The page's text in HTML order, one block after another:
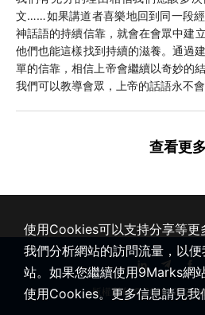
文……如果講道者喜樂地回到同一段
神話語的持續信靠，就會在會眾中
他們也能這樣找到持續的滋養。通過
單的信靠，相信上帝會繼續以奇妙的
我們可以教導會眾，上帝的話語永不
查看更多
版權所有 © 2020-2026
使用Cookies可以支持分享等更
我們分析網站的訪問流量，以
站。如果您繼續使用9Marks網
使用Cookies。更多信息請見我